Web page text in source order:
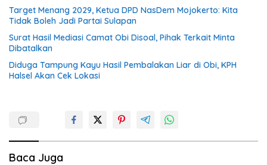
Target Menang 2029, Ketua DPD NasDem Mojokerto: Kita
Tidak Boleh Jadi Partai Sulapan
Surat Hasil Mediasi Camat Obi Disoal, Pihak Terkait Minta
Dibatalkan
Diduga Tampung Kayu Hasil Pembalakan Liar di Obi, KPH
Halsel Akan Cek Lokasi
Baca Juga